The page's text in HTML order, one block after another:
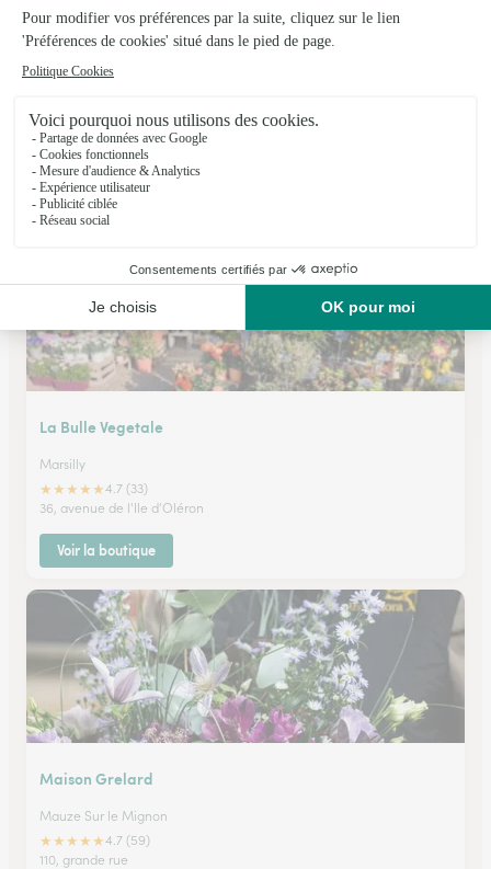
Floreal
La Rochelle
★★★★★4.8 (144)
158 bis avenue Carnot
Voir la boutique
La Bulle Vegetale
Marsilly
★★★★★4.7 (33)
36, avenue de l'Ile d'Oléron
Voir la boutique
Maison Grelard
Mauze Sur le Mignon
★★★★★4.7 (59)
110, grande rue